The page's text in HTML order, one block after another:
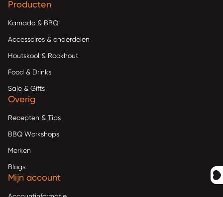
Producten
Kamado & BBQ
Accessoires & onderdelen
Houtskool & Rookhout
Food & Drinks
Sale & Gifts
Overig
Recepten & Tips
BBQ Workshops
Merken
Blogs
Mijn account